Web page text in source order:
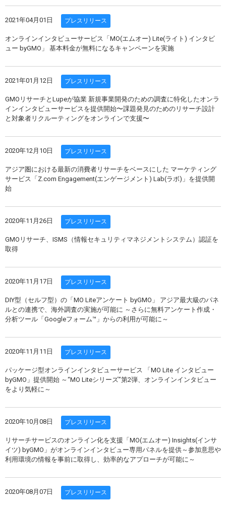
2021年04月01日 プレスリリース
オンラインインタビューサービス「MO(エムオー) Lite(ライト) インタビ
ュー byGMO」 基本料金が無料になるキャンペーンを実施
2021年01月12日 プレスリリース
GMOリサーチとLupeが協業 新規事業開発のための調査に特化したオンラ
インインタビューサービスを提供開始〜課題発見のためのリサーチ設計
と対象者リクルーティングをオンラインで支援〜
2020年12月10日 プレスリリース
アジア圏における最新の消費者リサーチをベースにした マーケティング
サービス「Z.com Engagement(エンゲージメント) Lab(ラボ)」を提供開
始
2020年11月26日 プレスリリース
GMOリサーチ、ISMS（情報セキュリティマネジメントシステム）認証を
取得
2020年11月17日 プレスリリース
DIY型（セルフ型）の「MO Liteアンケート byGMO」 アジア最大級のパネ
ルとの連携で、海外調査の実施が可能に ～さらに無料アンケート作成・
分析ツール「Googleフォーム™」からの利用が可能に～
2020年11月11日 プレスリリース
パッケージ型オンラインインタビューサービス 「MO Lite インタビュー
byGMO」提供開始 ～“MO Liteシリーズ”第2弾、オンラインインタビュー
をより気軽に～
2020年10月08日 プレスリリース
リサーチサービスのオンライン化を支援「MO(エムオー) Insights(インサ
イツ) byGMO」がオンラインインタビュー専用パネルを提供～参加意思や
利用環境の情報を事前に取得し、効率的なアプローチが可能に～
2020年08月07日 プレスリリース